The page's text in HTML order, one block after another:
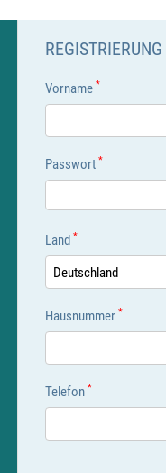
REGISTRIERUNG
Vorname *
Passwort *
Land *
Deutschland
Hausnummer *
Telefon *